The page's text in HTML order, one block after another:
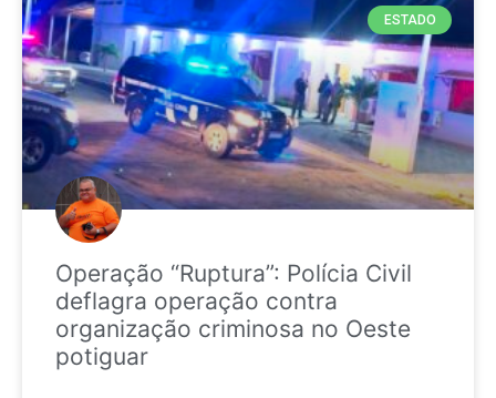
ESTADO
Operação “Ruptura”: Polícia Civil
deflagra operação contra
organização criminosa no Oeste
potiguar